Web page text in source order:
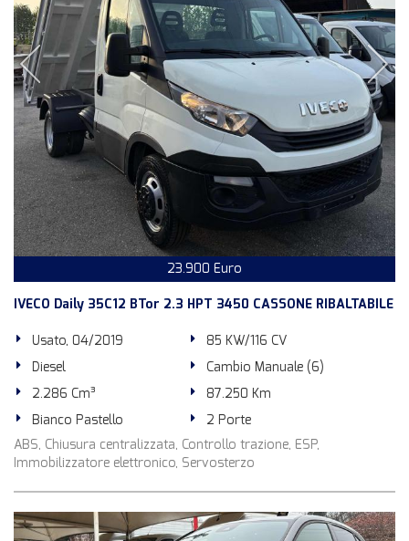
23.900 Euro
IVECO Daily 35C12 BTor 2.3 HPT 3450 CASSONE RIBALTABILE
Usato, 04/2019
85 KW/116 CV
Diesel
Cambio Manuale (6)
2.286 Cm³
87.250 Km
Bianco Pastello
2 Porte
ABS, Chiusura centralizzata, Controllo trazione, ESP,
Immobilizzatore elettronico, Servosterzo